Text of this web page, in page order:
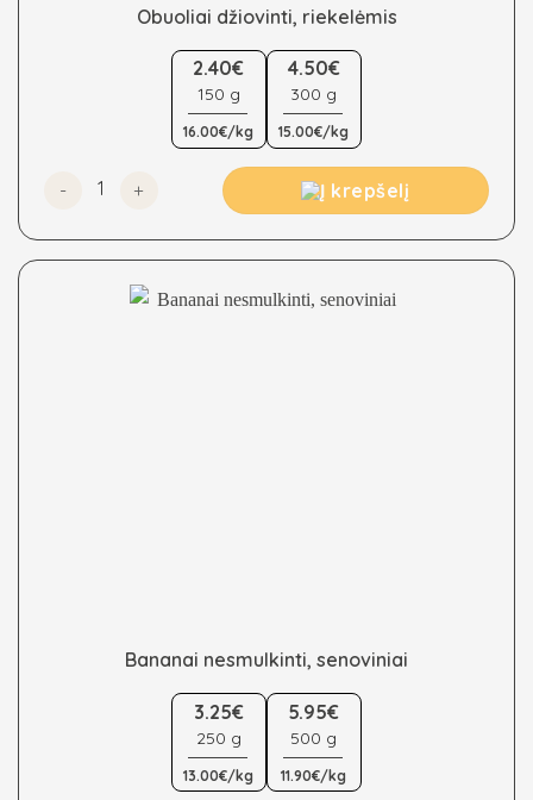
Obuoliai džiovinti, riekelėmis
product
has
multiple
variants.
The
options
may
be
on
2.40€
150 g
16.00€/kg
4.50€
300 g
15.00€/kg
produkto kiekis: Obuoliai džiovinti, riekelėmis
Į krepšelį
Bananai nesmulkinti, senoviniai
product
has
multiple
variants.
3.25€
250 g
13.00€/kg
5.95€
500 g
11.90€/kg